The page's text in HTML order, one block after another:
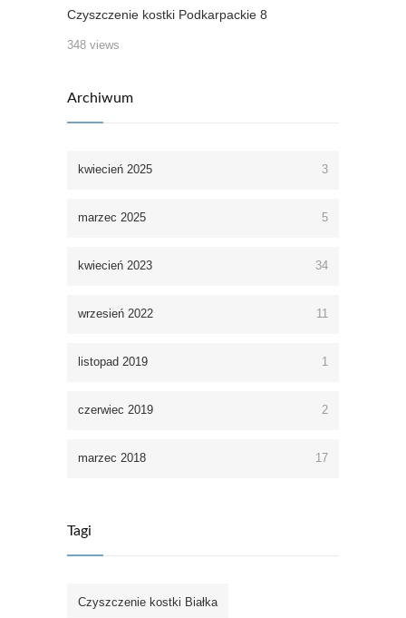
Czyszczenie kostki Podkarpackie 8
348 views
Archiwum
kwiecień 2025 3
marzec 2025 5
kwiecień 2023 34
wrzesień 2022 11
listopad 2019 1
czerwiec 2019 2
marzec 2018 17
Tagi
Czyszczenie kostki Białka